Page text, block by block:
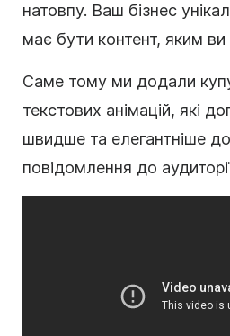
натовпу. Ваш бізнес
має бути контент, яким ви
Саме тому ми додали
текстових анімацій, які
швидше та елегантніше
повідомлення до